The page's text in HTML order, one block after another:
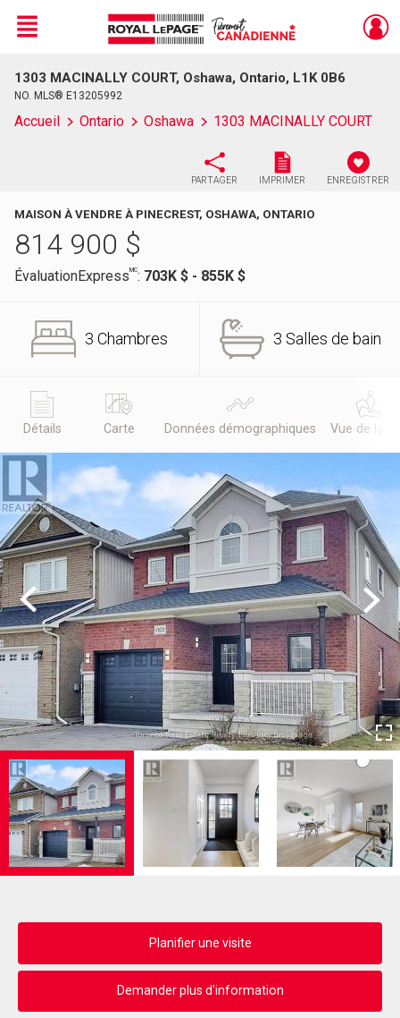
Live
En Direct
Menu
1303 MACINALLY COURT, Oshawa, Ontario, L1K 0B6
NO. MLS® E13205992
Accueil Ontario Oshawa 1303 MACINALLY COURT
PARTAGER IMPRIMER ENREGISTRER
MAISON À VENDRE À PINECREST, OSHAWA, ONTARIO
814 900 $
ÉvaluationExpressMC: 703K $ - 855K $
3 Chambres 3 Salles de bain
Détails Carte Données démographiques Vue de la
Previous Next
Planifier une visite
Demander plus d'information